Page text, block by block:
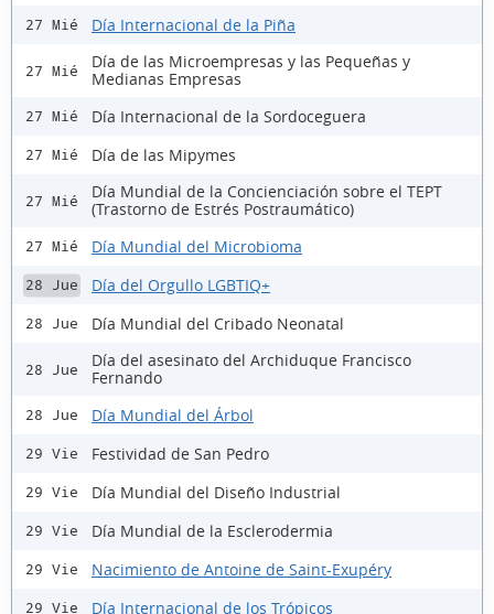
27 Mié Día Internacional de la Piña
27 Mié
Día de las Microempresas y las Pequeñas y
Medianas Empresas
27 Mié Día Internacional de la Sordoceguera
27 Mié Día de las Mipymes
27 Mié
Día Mundial de la Concienciación sobre el TEPT
(Trastorno de Estrés Postraumático)
27 Mié Día Mundial del Microbioma
28 Jue Día del Orgullo LGBTIQ+
28 Jue Día Mundial del Cribado Neonatal
28 Jue
Día del asesinato del Archiduque Francisco
Fernando
28 Jue Día Mundial del Árbol
29 Vie Festividad de San Pedro
29 Vie Día Mundial del Diseño Industrial
29 Vie Día Mundial de la Esclerodermia
29 Vie Nacimiento de Antoine de Saint-Exupéry
29 Vie Día Internacional de los Trópicos